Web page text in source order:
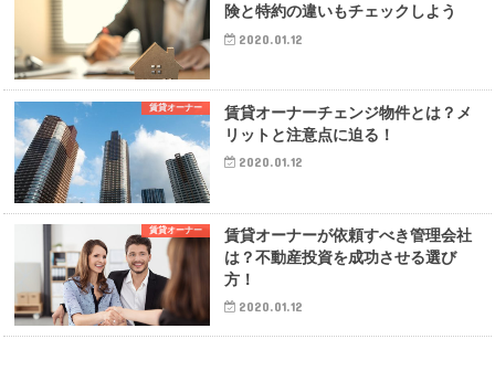
険と特約の違いもチェックしよう
2020.01.12
賃貸オーナー
賃貸オーナーチェンジ物件とは？メ
リットと注意点に迫る！
2020.01.12
賃貸オーナー
賃貸オーナーが依頼すべき管理会社
は？不動産投資を成功させる選び
方！
2020.01.12